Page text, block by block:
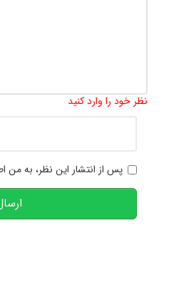
نظر خود را وارد کنید
پس از انتشار این نظر، به من